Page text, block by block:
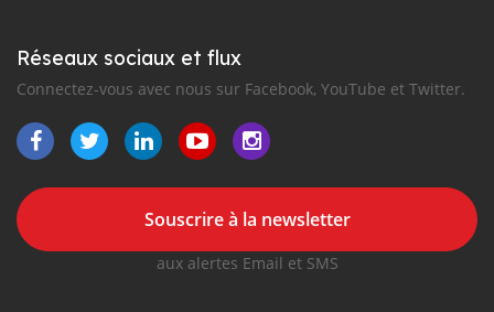
Réseaux sociaux et flux
Connectez-vous avec nous sur Facebook, YouTube et Twitter.
Souscrire à la newsletter
aux alertes Email et SMS